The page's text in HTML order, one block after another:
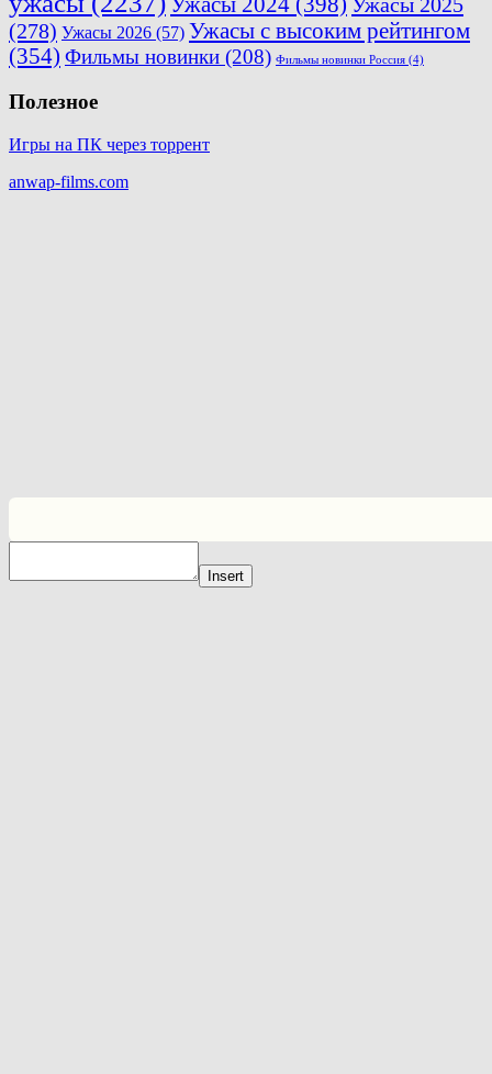
(278) Ужасы 2026 (57) Ужасы с высоким рейтингом
(354) Фильмы новинки (208) Фильмы новинки Россия (4)
Полезное
Игры на ПК через торрент
anwap-films.com
Insert